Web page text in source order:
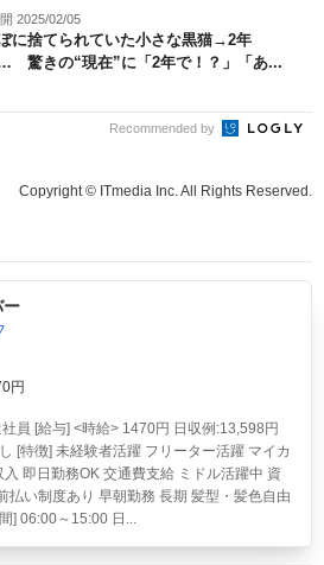
2025/02/05
に捨てられていた小さな黒猫→2年
驚きの“現在”に「2年で！？」「あ...
Recommended by
Copyright © ITmedia Inc. All Rights Reserved.
円
社員 [給与] <時給> 1470円 日収例:13,598円
[特徴] 未経験者活躍 フリーター活躍 マイカ
即日勤務OK 交通費支給 ミドル活躍中 資
払い制度あり 早朝勤務 長期 髪型・髪色自由
] 06:00～15:00 日...